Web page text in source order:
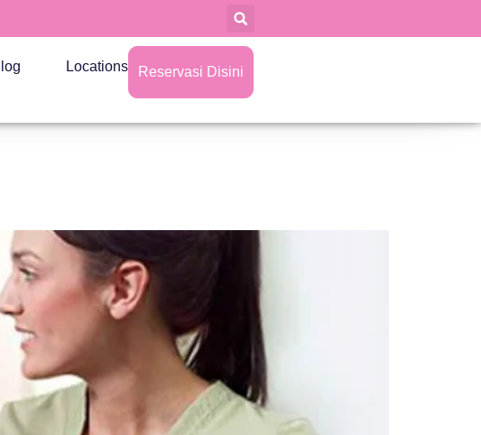
Locations Reservasi Disini